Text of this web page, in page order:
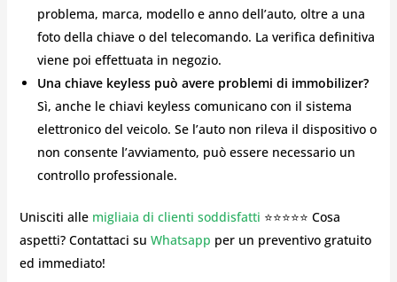
problema, marca, modello e anno dell’auto, oltre a una
foto della chiave o del telecomando. La verifica definitiva
viene poi effettuata in negozio.
Una chiave keyless può avere problemi di immobilizer?
Sì, anche le chiavi keyless comunicano con il sistema
elettronico del veicolo. Se l’auto non rileva il dispositivo o
non consente l’avviamento, può essere necessario un
controllo professionale.
Unisciti alle migliaia di clienti soddisfatti ⭐⭐⭐⭐⭐ Cosa
aspetti? Contattaci su Whatsapp per un preventivo gratuito
ed immediato!